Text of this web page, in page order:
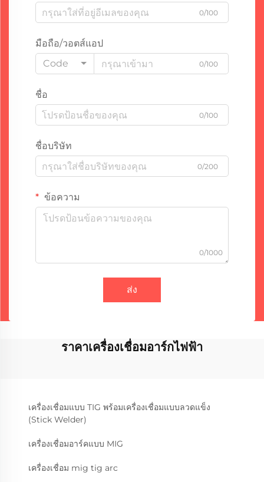
0/100
มือถือ/วอตส์แอป
Code
0/100
ชื่อ
0/100
ชื่อบริษัท
0/200
ข้อความ
0/1000
ส่ง
ราคาเครื่องเชื่อมอาร์กไฟฟ้า
เครื่องเชื่อมแบบ TIG พร้อมเครื่องเชื่อมแบบลวดแข็ง
(Stick Welder)
เครื่องเชื่อมอาร์คแบบ MIG
เครื่องเชื่อม mig tig arc